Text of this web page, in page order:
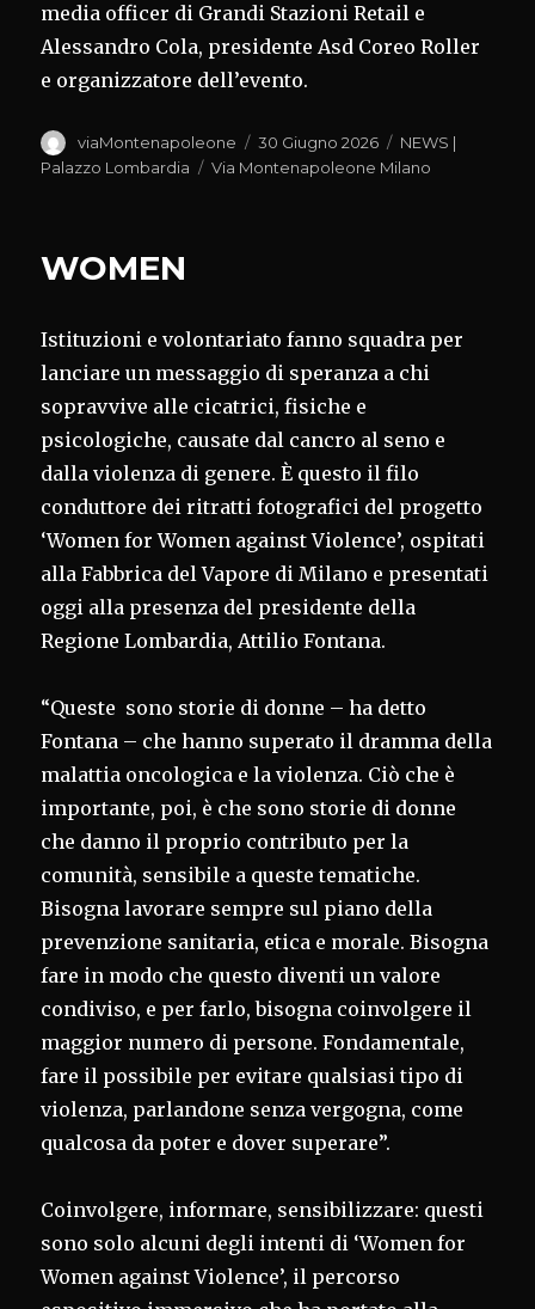
media officer di Grandi Stazioni Retail e
Alessandro Cola, presidente Asd Coreo Roller
e organizzatore dell’evento.
Autore
viaMontenapoleone
Pubblicato
il
30 Giugno 2026 Categorie
NEWS |
Palazzo Lombardia
Tag
Via Montenapoleone Milano
WOMEN
Istituzioni e volontariato fanno squadra per
lanciare un messaggio di speranza a chi
sopravvive alle cicatrici, fisiche e
psicologiche, causate dal cancro al seno e
dalla violenza di genere. È questo il filo
conduttore dei ritratti fotografici del progetto
‘Women for Women against Violence’, ospitati
alla Fabbrica del Vapore di Milano e presentati
oggi alla presenza del presidente della
Regione Lombardia, Attilio Fontana.
“Queste sono storie di donne – ha detto
Fontana – che hanno superato il dramma della
malattia oncologica e la violenza. Ciò che è
importante, poi, è che sono storie di donne
che danno il proprio contributo per la
comunità, sensibile a queste tematiche.
Bisogna lavorare sempre sul piano della
prevenzione sanitaria, etica e morale. Bisogna
fare in modo che questo diventi un valore
condiviso, e per farlo, bisogna coinvolgere il
maggior numero di persone. Fondamentale,
fare il possibile per evitare qualsiasi tipo di
violenza, parlandone senza vergogna, come
qualcosa da poter e dover superare”.
Coinvolgere, informare, sensibilizzare: questi
sono solo alcuni degli intenti di ‘Women for
Women against Violence’, il percorso